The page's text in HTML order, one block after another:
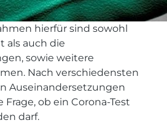
hierfür sind sowohl
als auch die
sowie weitere
Nach verschiedensten
Auseinandersetzungen
ob ein Corona-Test
darf.